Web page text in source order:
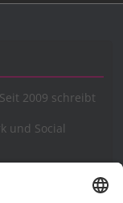
2009 schreibt
und Social